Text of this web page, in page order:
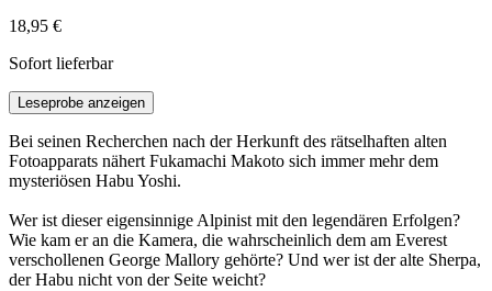
18,95 €
Sofort lieferbar
Leseprobe anzeigen
Bei seinen Recherchen nach der Herkunft des rätselhaften alten
Fotoapparats nähert Fukamachi Makoto sich immer mehr dem
mysteriösen Habu Yoshi.
Wer ist dieser eigensinnige Alpinist mit den legendären Erfolgen?
Wie kam er an die Kamera, die wahrscheinlich dem am Everest
verschollenen George Mallory gehörte? Und wer ist der alte Sherpa,
der Habu nicht von der Seite weicht?